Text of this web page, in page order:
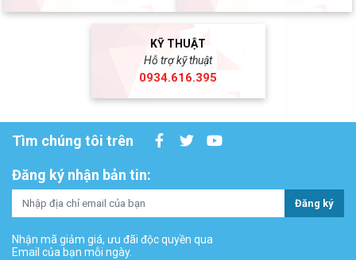
KỸ THUẬT
Hỗ trợ kỹ thuật
0934.616.395
Tìm chúng tôi trên
Đăng ký nhận bản tin:
Đăng ký
Nhận mã giảm giá, ưu đãi độc quyền qua
Email của bạn mỗi ngày.